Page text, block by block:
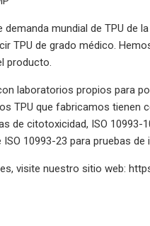
mundial de TPU de
TPU de grado médico.
producto.
laboratorios propios para
TPU que fabricamos tienen
de citotoxicidad, ISO
10993-23 para pruebas
visite nuestro sitio web: